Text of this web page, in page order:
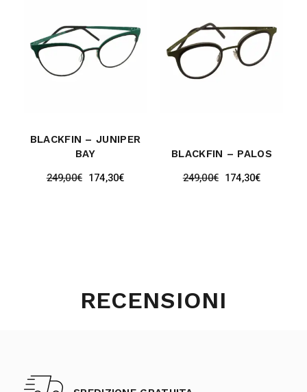
BLACKFIN – JUNIPER
BAY
249,00€ 174,30€
BLACKFIN – PALOS
249,00€ 174,30€
RECENSIONI